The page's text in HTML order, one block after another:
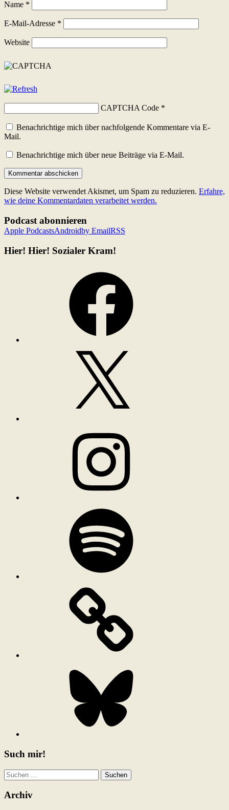
Name *
E-Mail-Adresse *
Website
CAPTCHA Code *
Benachrichtige mich über nachfolgende Kommentare via E-
Mail.
Benachrichtige mich über neue Beiträge via E-Mail.
Diese Website verwendet Akismet, um Spam zu reduzieren. Erfahre,
wie deine Kommentardaten verarbeitet werden.
Podcast abonnieren
Apple PodcastsAndroidby EmailRSS
Hier! Hier! Sozialer Kram!
Such mir!
Suchen
nach:
Archiv